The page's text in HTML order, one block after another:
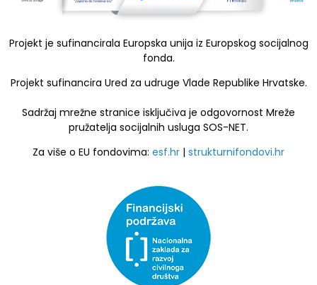
Projekt je sufinancirala Europska unija iz Europskog socijalnog
fonda.
Projekt sufinancira Ured za udruge Vlade Republike Hrvatske.
Sadržaj mrežne stranice isključiva je odgovornost Mreže
pružatelja socijalnih usluga SOS-NET.
Za više o EU fondovima: esf.hr | strukturnifondovi.hr